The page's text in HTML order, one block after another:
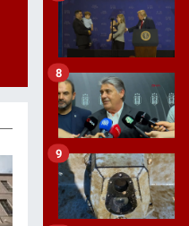
8
9